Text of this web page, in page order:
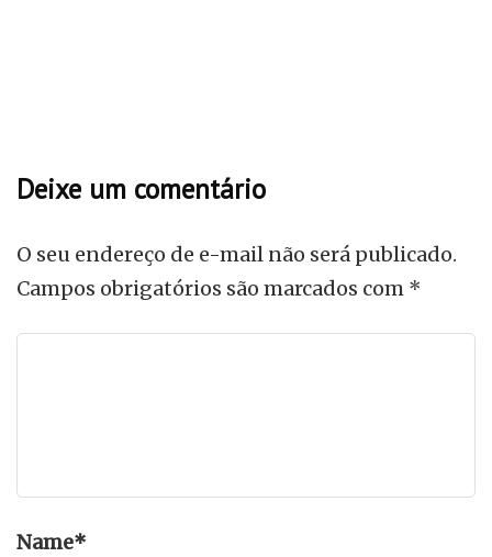
janeiro 5, 2026
Deixe um comentário
O seu endereço de e-mail não será publicado.
Campos obrigatórios são marcados com *
Name*